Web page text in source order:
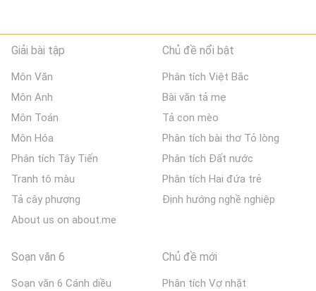
Giải bài tập
Môn Văn
Môn Anh
Môn Toán
Môn Hóa
Phân tích Tây Tiến
Tranh tô màu
Tả cây phượng
About us on about.me
Chủ đề nổi bật
Phân tích Việt Bắc
Bài văn tả mẹ
Tả con mèo
Phân tích bài thơ Tỏ lòng
Phân tích Đất nước
Phân tích Hai đứa trẻ
Định hướng nghề nghiệp
Soạn văn 6
Soạn văn 6 Cánh diều
Chủ đề mới
Phân tích Vợ nhặt